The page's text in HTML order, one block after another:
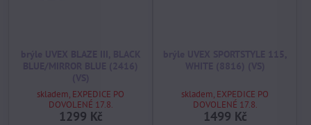
skladem, EXPEDICE PO
DOVOLENÉ 17.8.
1299 Kč
skladem, EXPEDICE PO
DOVOLENÉ 17.8.
1499 Kč